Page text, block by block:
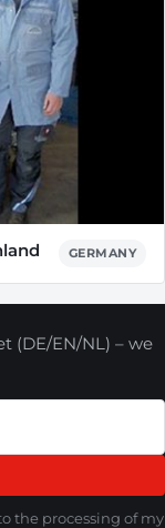
GERMANY
(DE/EN/NL) – we
the processing of my